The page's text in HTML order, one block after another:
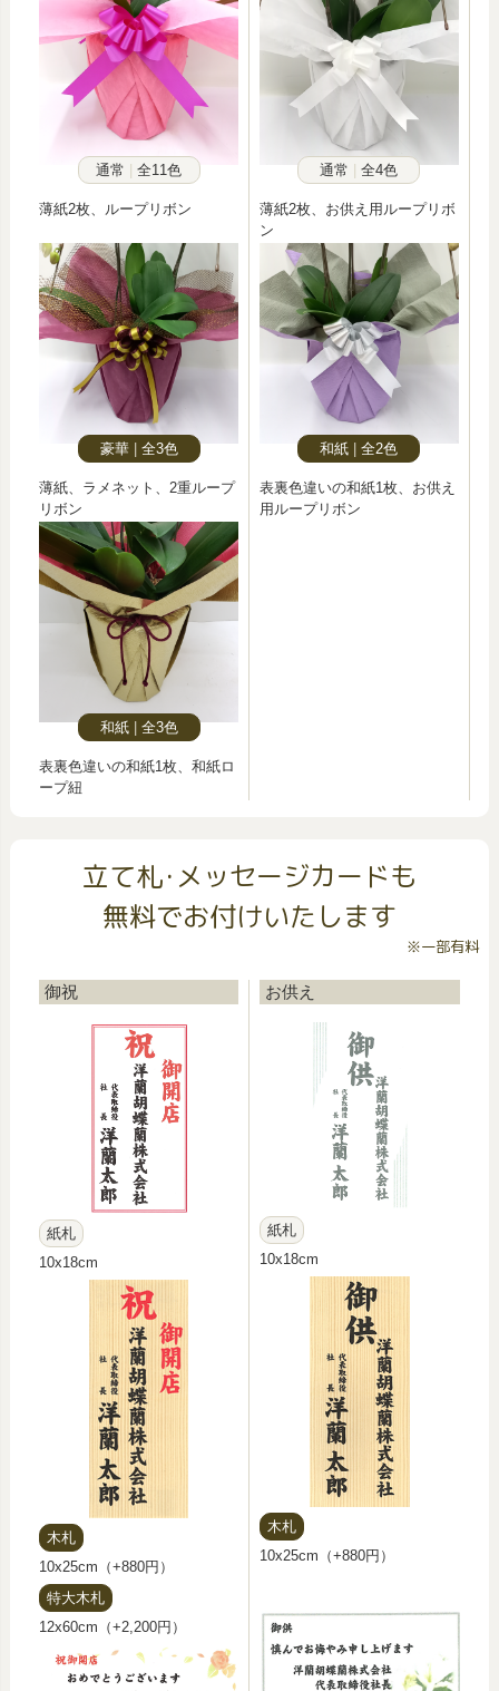
通常 全11色
薄紙2枚、ループリボン
豪華 全3色
薄紙、ラメネット、2重ループ
リボン
和紙 全3色
表裏色違いの和紙1枚、和紙ロ
ープ紐
通常 全4色
薄紙2枚、お供え用ループリボ
ン
和紙 全2色
表裏色違いの和紙1枚、お供え
用ループリボン
立て札･メッセージカードも
無料でお付けいたします
※一部有料
御祝
紙札
10x18cm
木札
10x25cm（+880円）
特大木札
12x60cm（+2,200円）
お供え
紙札
10x18cm
木札
10x25cm（+880円）